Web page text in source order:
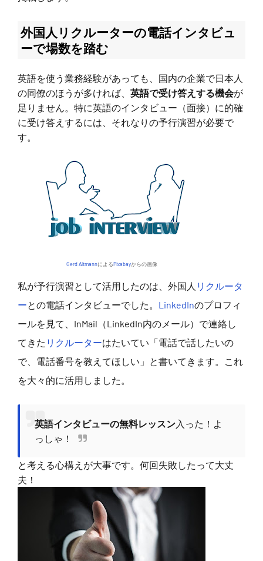
外国人リクルーターの電話インタビュ
ーで場数を踏む
英語を使う業務経験があっても、国内の企業で日本人
の同僚のほうが多ければ、 英語で受け答えする機会が
足りません。特に英語のインタビュー（面接）に的確
に受け答えするには、それなりの予行演習が必要で
す。
Gerd AltmannによるPixabayからの画像
私が予行演習として活用したのは、外国人 リクルータ
ーとの電話インタビューでした。 LinkedInのプロフィ
ールを見て、InMail（LinkedIn内のメール）で連絡し
てきた リクルーターはたいてい「電話で話したいの
で、電話番号を教えてほしい」と書いてきます。これ
を大々的に活用しました。
英語インタビューの無料レッスン入った！よ
っしゃ！
と考える心構えが大事です。何回失敗したって大丈
夫！